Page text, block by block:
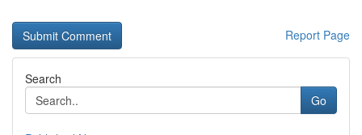
Report Page
Search
Go